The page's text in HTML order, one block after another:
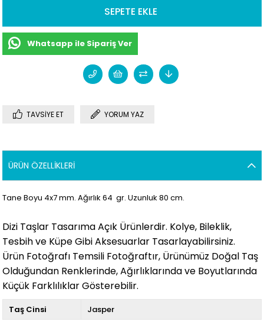
Whatsapp ile Sipariş Ver
TAVSIYE ET YORUM YAZ
ÜRÜN ÖZELLIKLERI
Tane Boyu 4x7 mm. Ağırlık 64 gr. Uzunluk 80 cm.
Dizi Taşlar Tasarıma Açık Ürünlerdir. Kolye, Bileklik,
Tesbih ve Küpe Gibi Aksesuarlar Tasarlayabilirsiniz.
Ürün Fotoğrafı Temsili Fotoğraftır, Ürünümüz Doğal Taş
Olduğundan Renklerinde, Ağırlıklarında ve Boyutlarında
Küçük Farklılıklar Gösterebilir.
Taş Cinsi Jasper